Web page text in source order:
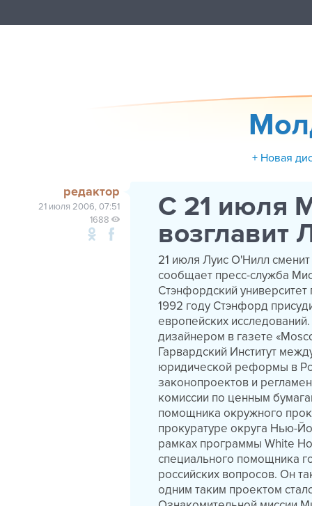
+ Новая
редактор
21 июля 2006, 07:51
1688
С 21 июля
возглавит
21 июля Луис О'Нилл
сообщает пресс-служба
Стэнфордский университет
1992 году Стэнфорд
европейских
дизайнером в газете
Гарвардский Институт
юридической реформы в
законопроектов и
комиссии по ценным
помощника окружного
прокуратуре округа Нью-
рамках программы White
специального помощника
российских вопросов. Он
одним таким проектом